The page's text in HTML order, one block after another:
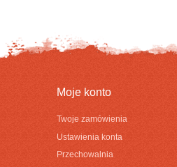
Moje konto
Twoje zamówienia
Ustawienia konta
Przechowalnia